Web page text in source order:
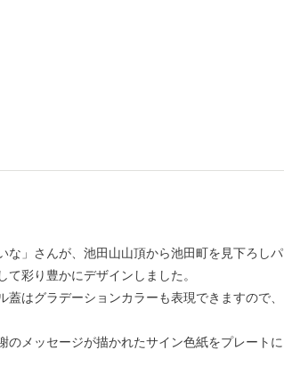
な」さんが、池田山山頂から池田町を見下ろしパ
彩り豊かにデザインしました。
はグラデーションカラーも表現できますので、
のメッセージが描かれたサイン色紙をプレートに